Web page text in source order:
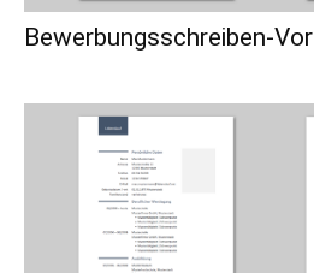
Bewerbungsschreiben-